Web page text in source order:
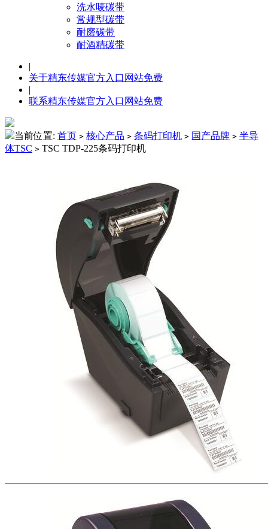
洗水唛碳带
常规型碳带
耐磨碳带
耐酒精碳带
|
关于精东传媒官方入口网站免费
|
联系精东传媒官方入口网站免费
当前位置: 首页 > 核心产品 > 条码打印机 > 国产品牌 > 半导
体TSC > TSC TDP-225条码打印机